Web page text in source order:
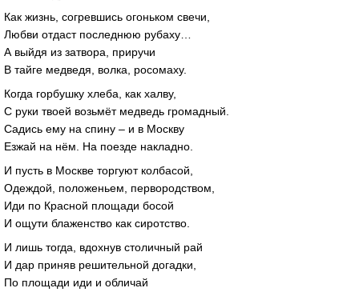
Как жизнь, согревшись огоньком свечи,
Любви отдаст последнюю рубаху…
А выйдя из затвора, приручи
В тайге медведя, волка, росомаху.
Когда горбушку хлеба, как халву,
С руки твоей возьмёт медведь громадный.
Садись ему на спину – и в Москву
Езжай на нём. На поезде накладно.
И пусть в Москве торгуют колбасой,
Одеждой, положеньем, первородством,
Иди по Красной площади босой
И ощути блаженство как сиротство.
И лишь тогда, вдохнув столичный рай
И дар приняв решительной догадки,
По площади иди и обличай